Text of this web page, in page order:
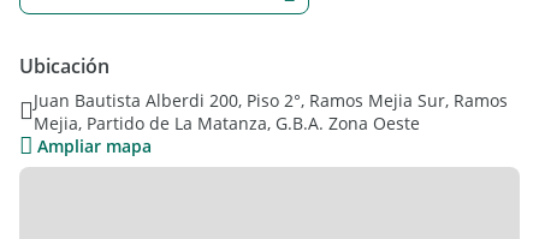
Ubicación
Juan Bautista Alberdi 200, Piso 2°, Ramos Mejia Sur, Ramos
Mejia, Partido de La Matanza, G.B.A. Zona Oeste
Ampliar mapa